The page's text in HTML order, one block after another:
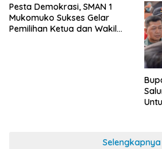
Pesta Demokrasi, SMAN 1
Mukomuko Sukses Gelar
Pemilihan Ketua dan Wakil
Selengkapnya